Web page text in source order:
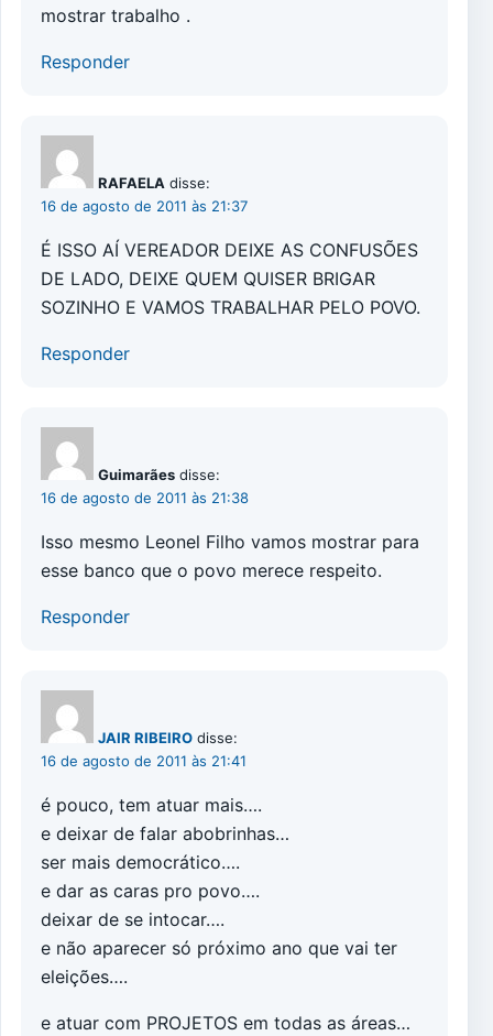
mostrar trabalho .
Responder
RAFAELA disse:
16 de agosto de 2011 às 21:37
É ISSO AÍ VEREADOR DEIXE AS CONFUSÕES
DE LADO, DEIXE QUEM QUISER BRIGAR
SOZINHO E VAMOS TRABALHAR PELO POVO.
Responder
Guimarães disse:
16 de agosto de 2011 às 21:38
Isso mesmo Leonel Filho vamos mostrar para
esse banco que o povo merece respeito.
Responder
JAIR RIBEIRO disse:
16 de agosto de 2011 às 21:41
é pouco, tem atuar mais….
e deixar de falar abobrinhas…
ser mais democrático….
e dar as caras pro povo….
deixar de se intocar….
e não aparecer só próximo ano que vai ter
eleições….
e atuar com PROJETOS em todas as áreas…